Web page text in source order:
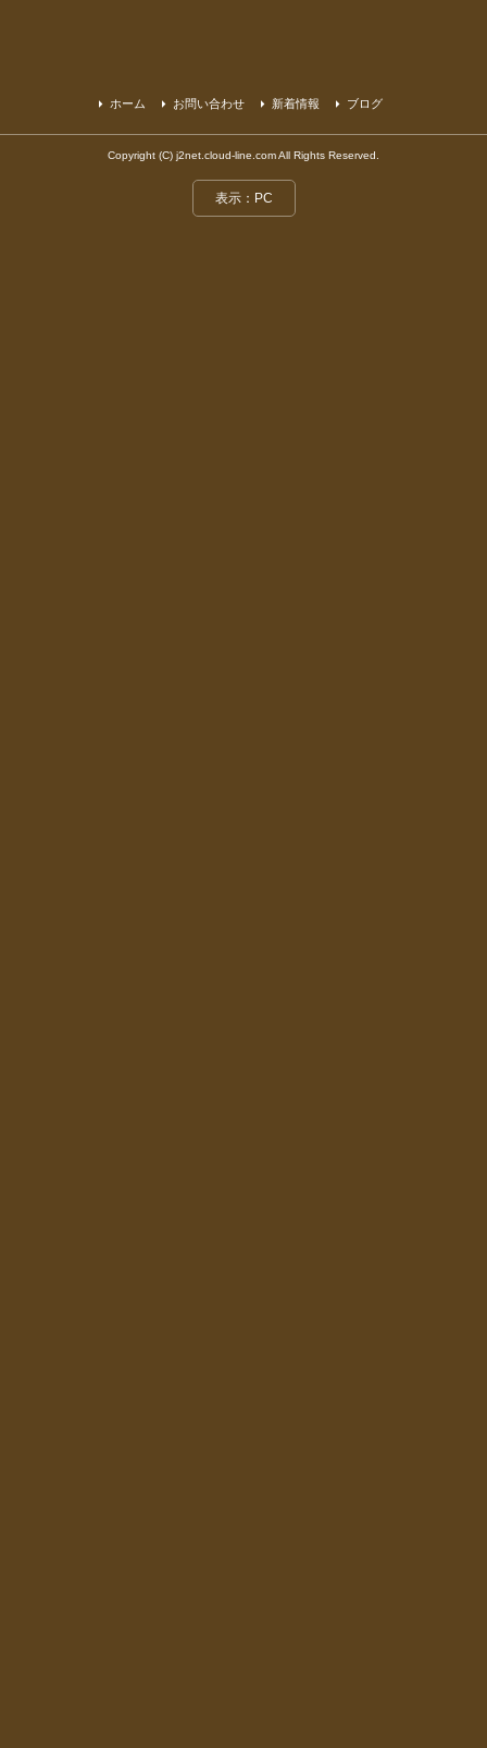
ホーム お問い合わせ 新着情報 ブログ
Copyright (C) j2net.cloud-line.com All Rights Reserved.
表示：PC